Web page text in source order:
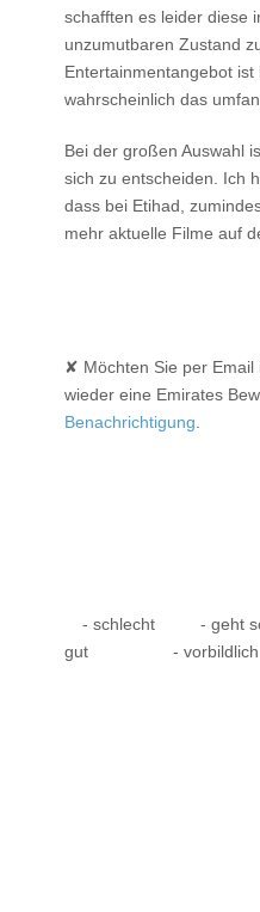
schafften es leider diese
unzumutbaren Zustand
Entertainmentangebot ist
wahrscheinlich das
Bei der großen Auswahl
sich zu entscheiden. Ich
dass bei Etihad,
mehr aktuelle Filme auf
✘ Möchten Sie per Email
wieder eine Emirates
Benachrichtigung
- schlecht - geht
gut
- vorbildlich